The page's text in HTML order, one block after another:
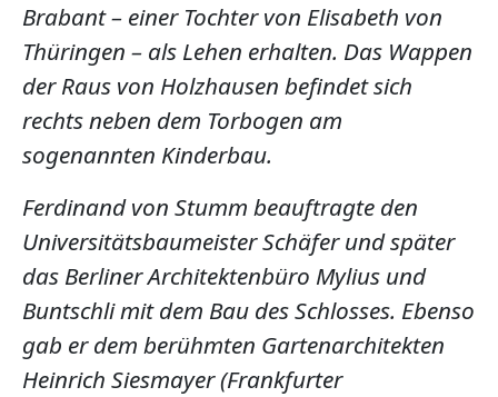
Brabant – einer Tochter von Elisabeth von
Thüringen – als Lehen erhalten. Das Wappen
der Raus von Holzhausen befindet sich
rechts neben dem Torbogen am
sogenannten Kinderbau.
Ferdinand von Stumm beauftragte den
Universitätsbaumeister Schäfer und später
das Berliner Architektenbüro Mylius und
Buntschli mit dem Bau des Schlosses. Ebenso
gab er dem berühmten Gartenarchitekten
Heinrich Siesmayer (Frankfurter